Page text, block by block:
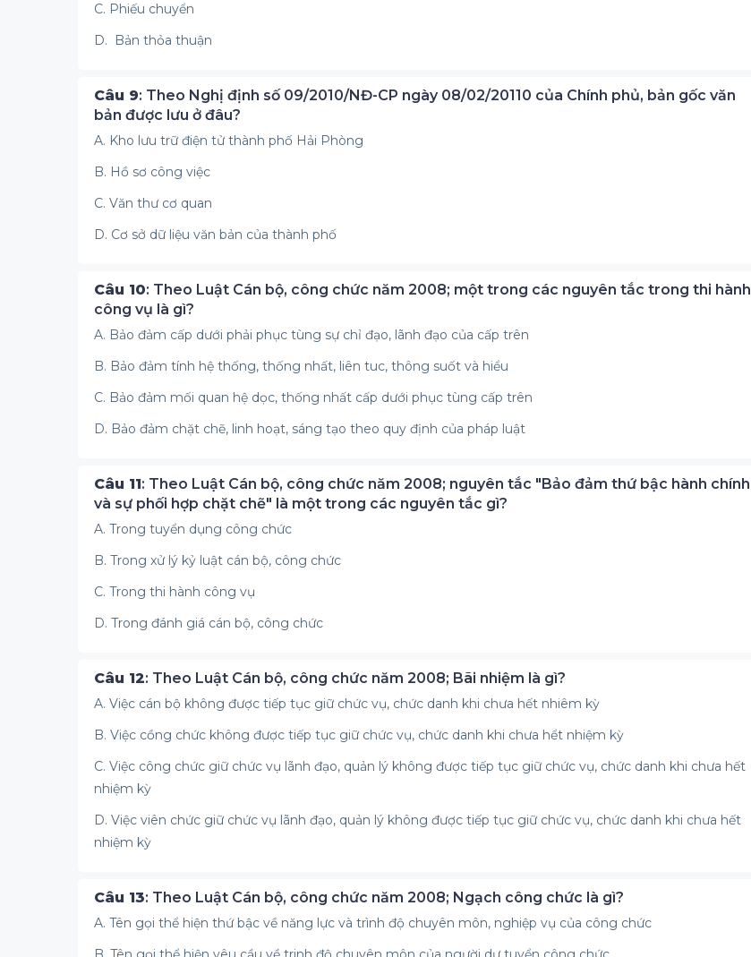
C. Phiếu chuyển
D. Bản thỏa thuận
Câu 9: Theo Nghị định số 09/2010/NĐ-CP ngày 08/02/20110 của Chính phủ, bản gốc văn
bản được lưu ở đâu?
A. Kho lưu trữ điện tử thành phố Hải Phòng
B. Hồ sơ công việc
C. Văn thư cơ quan
D. Cơ sở dữ liệu văn bản của thành phố
Câu 10: Theo Luật Cán bộ, công chức năm 2008; một trong các nguyên tắc trong thi hành
công vụ là gì?
A. Bảo đảm cấp dưới phải phục tùng sự chỉ đạo, lãnh đạo của cấp trên
B. Bảo đảm tính hệ thống, thống nhất, liên tuc, thông suốt và hiểu
C. Bảo đảm mối quan hệ dọc, thống nhất cấp dưới phục tùng cấp trên
D. Bảo đảm chặt chẽ, linh hoạt, sáng tạo theo quy định của pháp luật
Câu 11: Theo Luật Cán bộ, công chức năm 2008; nguyên tắc "Bảo đảm thứ bậc hành chính
và sự phối hợp chặt chẽ" là một trong các nguyên tắc gì?
A. Trong tuyển dụng công chức
B. Trong xử lý kỷ luật cán bộ, công chức
C. Trong thi hành công vụ
D. Trong đánh giá cán bộ, công chức
Câu 12: Theo Luật Cán bộ, công chức năm 2008; Bãi nhiệm là gì?
A. Việc cán bộ không được tiếp tục giữ chức vụ, chức danh khi chưa hết nhiêm kỳ
B. Việc cồng chức không được tiếp tục giữ chức vụ, chức danh khi chưa hểt nhiệm kỳ
C. Việc công chức giữ chức vụ lãnh đạo, quản lý không được tiếp tục giữ chức vụ, chức danh khi chưa hết
nhiệm kỳ
D. Việc viên chức giữ chức vụ lãnh đạo, quản lý không được tiếp tục giữ chức vụ, chức danh khi chưa hết
nhiệm kỳ
Câu 13: Theo Luật Cán bộ, công chức năm 2008; Ngạch công chức là gì?
A. Tên gọi thể hiện thứ bậc về năng lực và trình độ chuyên môn, nghiệp vụ của công chức